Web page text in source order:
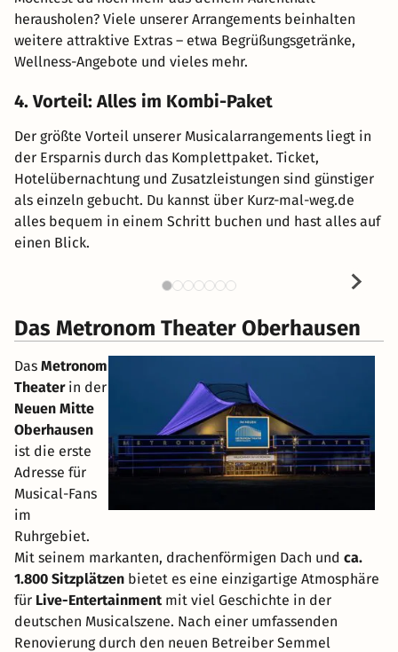
herausholen? Viele unserer Arrangements beinhalten
weitere attraktive Extras – etwa Begrüßungsgetränke,
Wellness-Angebote und vieles mehr.
4. Vorteil: Alles im Kombi-Paket
Der größte Vorteil unserer Musicalarrangements liegt in
der Ersparnis durch das Komplettpaket. Ticket,
Hotelübernachtung und Zusatzleistungen sind günstiger
als einzeln gebucht. Du kannst über Kurz-mal-weg.de
alles bequem in einem Schritt buchen und hast alles auf
einen Blick.
Das Metronom Theater Oberhausen
Das Metronom
Theaterin der
Neuen Mitte
Oberhausen
ist die erste
Adresse für
Musical-Fans
im
Ruhrgebiet.
Mit seinem markanten, drachenförmigen Dach und ca.
1.800 Sitzplätzen bietet es eine einzigartige Atmosphäre
für Live-Entertainment mit viel Geschichte in der
deutschen Musicalszene. Nach einer umfassenden
Renovierung durch den neuen Betreiber Semmel